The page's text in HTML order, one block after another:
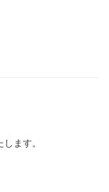
ます。